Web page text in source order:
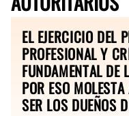
EL EJERCICIO DEL
PROFESIONAL Y
FUNDAMENTAL DE
POR ESO
SER LOS DUEÑOS